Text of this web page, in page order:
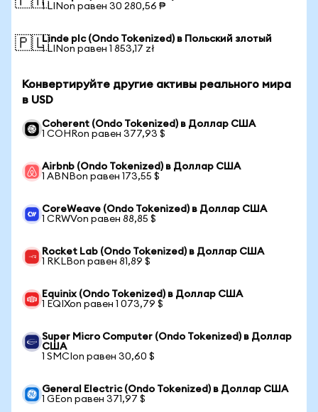
1 LINon равен 30 280,56 ₱
🇵🇱Linde plc (Ondo Tokenized) в Польский злотый
1 LINon равен 1 853,17 zł
Конвертируйте другие активы реального мира
в USD
Coherent (Ondo Tokenized) в Доллар США
1 COHRon равен 377,93 $
Airbnb (Ondo Tokenized) в Доллар США
1 ABNBon равен 173,55 $
CoreWeave (Ondo Tokenized) в Доллар США
1 CRWVon равен 88,85 $
Rocket Lab (Ondo Tokenized) в Доллар США
1 RKLBon равен 81,89 $
Equinix (Ondo Tokenized) в Доллар США
1 EQIXon равен 1 073,79 $
Super Micro Computer (Ondo Tokenized) в Доллар
США
1 SMCIon равен 30,60 $
General Electric (Ondo Tokenized) в Доллар США
1 GEon равен 371,97 $